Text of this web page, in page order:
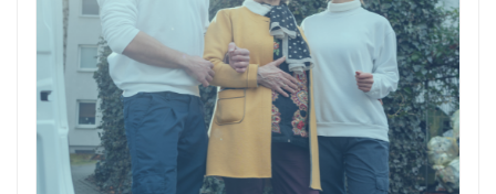
rôle essentiel dans l’identification et le traitement
des maladies infantiles, tout en offrant des
conseils aux parents sur les soins à apporter à
leurs enfants. Sa mission inclut également la
surveillance et la prévention des troubles de
développement, ainsi que l’orientation vers des
spécialistes en cas de besoin.